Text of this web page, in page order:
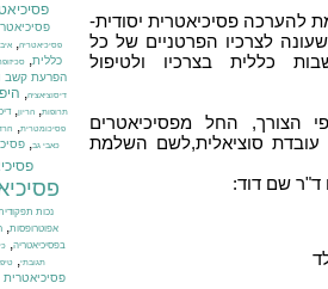
להערכה פסיכיאטרית יסודית-
לצרכיו הפרטניים של כל
כללית בצרכיו ולטיפול
הצורך, החל מפסיכיאטרים
עובדת סוציאלית,לשם השלמת
ד"ר שם דוד:
פסיכיאטריה,
כללית,
הפרעת קשב
דיסוציאציה,
תרופות,הריון,
פסיכומטרית,
כאבי גב,
נכות
אפוטרופסות,
בפסיכיאטריה,
תגובתי,